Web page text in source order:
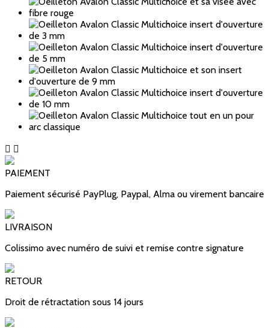
 
PAIEMENT
Paiement sécurisé PayPlug, Paypal, Alma ou virement bancaire
LIVRAISON
Colissimo avec numéro de suivi et remise contre signature
RETOUR
Droit de rétractation sous 14 jours